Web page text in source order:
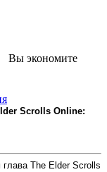
Вы экономите
Scrolls Online:
The Elder Scrolls